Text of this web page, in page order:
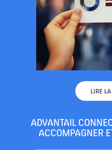
LIRE
ADVANTAIL
ACCOMPAGNER